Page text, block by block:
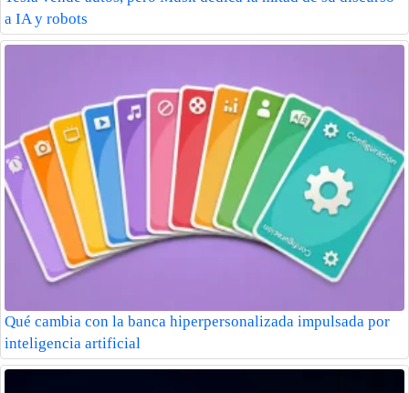
a IA y robots
Qué cambia con la banca hiperpersonalizada impulsada por
inteligencia artificial